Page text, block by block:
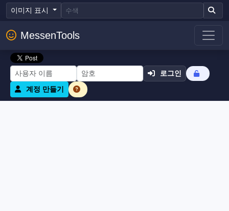
이미지 표시
MessenTools
로그인
계정 만들기